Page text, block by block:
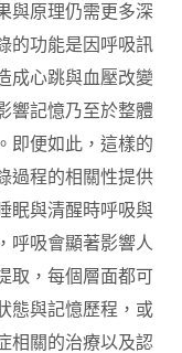
與原理仍需更多深
的功能是因呼吸訊
成心跳與血壓改變
響記憶乃至於整體
即便如此，這樣的
過程的相關性提供
眠與清醒時呼吸與
呼吸會顯著影響人
取，每個層面都可
態與記憶歷程，或
相關的治療以及認